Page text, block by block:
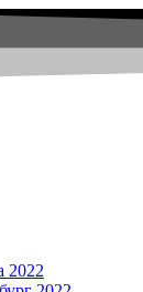
2022